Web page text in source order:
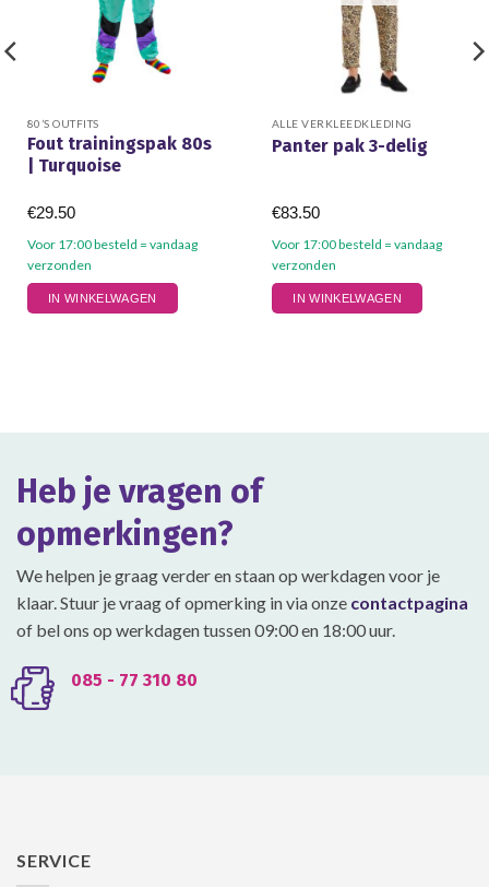
80’S OUTFITS
Fout trainingspak 80s
| Turquoise
Voor 17:00 besteld = vandaag
verzonden
€29.50
IN WINKELWAGEN
Dit
product
worden
de
ALLE VERKLEEDKLEDING
Panter pak 3-delig
Voor 17:00 besteld = vandaag
verzonden
€83.50
IN WINKELWAGEN
Dit
product
Heb je vragen of
opmerkingen?
We helpen je graag verder en staan op werkdagen voor je
klaar. Stuur je vraag of opmerking in via onze contactpagina
of bel ons op werkdagen tussen 09:00 en 18:00 uur.
085 - 77 310 80
SERVICE